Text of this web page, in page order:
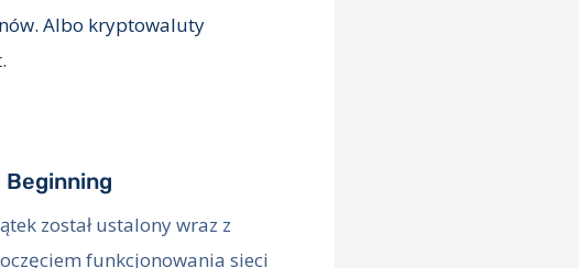
Albo kryptowaluty
Beginning
został ustalony wraz z
funkcjonowania sieci